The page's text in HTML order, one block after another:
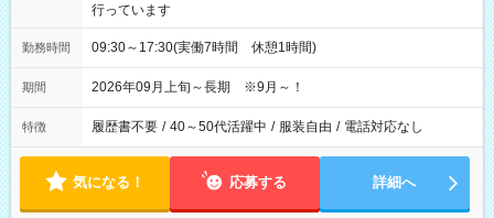
行っています
勤務時間 09:30～17:30(実働7時間 休憩1時間)
期間 2026年09月上旬～長期 ※9月～！
特徴 履歴書不要 / 40～50代活躍中 / 服装自由 / 電話対応なし
気になる！ 応募する 詳細へ